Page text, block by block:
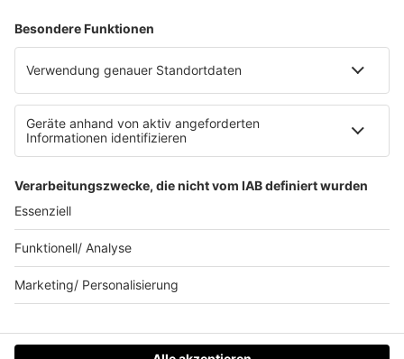
Werbung schalten
Waffel-Werbepartner
80s80s.de
90s90s.de
Schlagerplanetradio.com
1deutsch.de
WEIHNACHTSMUSIK.FM
© barba radio. Ein Baby von Barbara Schöneberger und
REGIOCAST.